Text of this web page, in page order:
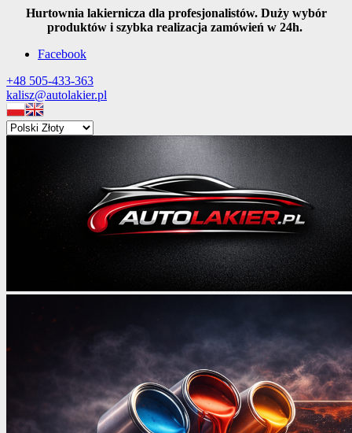
Hurtownia lakiernicza dla profesjonalistów. Duży wybór
produktów i szybka realizacja zamówień w 24h.
Facebook
+48 505-433-363
kalisz@autolakier.pl